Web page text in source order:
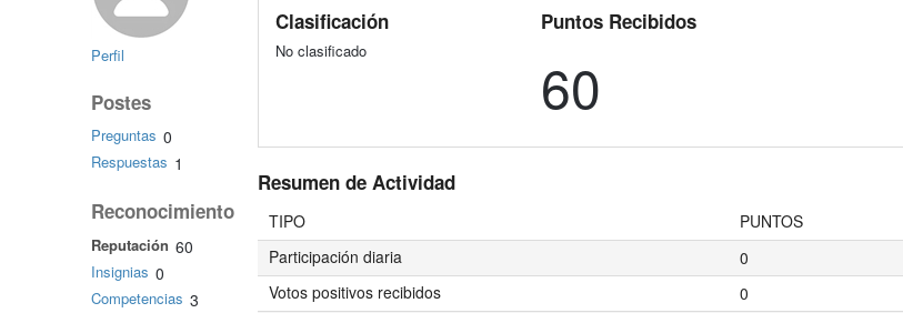
Perfil
Postes
Preguntas 0
Respuestas 1
Reconocimiento
Reputación 60
Insignias 0
Competencias 3
Clasificación
No clasificado
Puntos Recibidos
60
Resumen de Actividad
TIPO
PUNTOS
Participación diaria
0
Votos positivos recibidos
0